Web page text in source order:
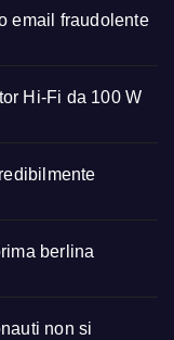
email fraudolente
Hi-Fi da 100 W
berlina
non si